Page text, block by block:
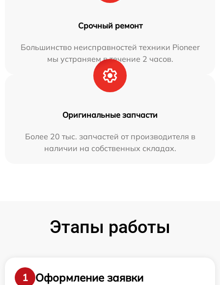
Срочный ремонт
Большинство неисправностей техники Pioneer
мы устраняем в течение 2 часов.
Оригинальные запчасти
Более 20 тыс. запчастей от производителя в
наличии на собственных складах.
Этапы работы
1
Оформление заявки